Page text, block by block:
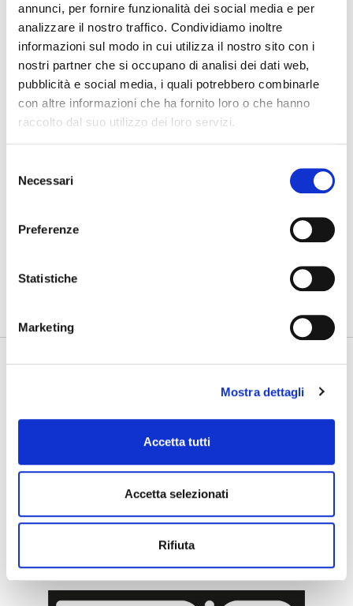
annunci, per fornire funzionalità dei social media e per
analizzare il nostro traffico. Condividiamo inoltre
informazioni sul modo in cui utilizza il nostro sito con i
nostri partner che si occupano di analisi dei dati web,
pubblicità e social media, i quali potrebbero combinarle
con altre informazioni che ha fornito loro o che hanno
raccolto dal suo utilizzo dei loro servizi.
delNecessari
Preferenze
Statistiche
Marketing
Mostra dettagli
Accetta tutti
Accetta selezionati
Rifiuta
BLOG OPTI GAN VAI AL BLOG
07/08/2026
Cosa bisogna ritrovare
31/07/2026
SFOGLIA GALLERY